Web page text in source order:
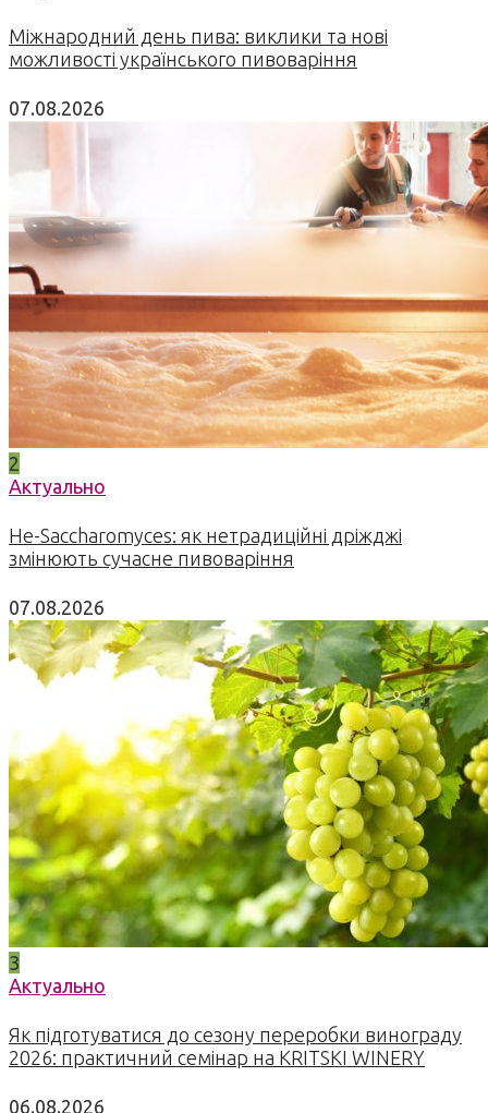
Міжнародний день пива: виклики та нові
можливості українського пивоваріння
07.08.2026
2
Актуально
Не-Saccharomyces: як нетрадиційні дріжджі
змінюють сучасне пивоваріння
07.08.2026
3
Актуально
Як підготуватися до сезону переробки винограду
2026: практичний семінар на KRITSKI WINERY
06.08.2026